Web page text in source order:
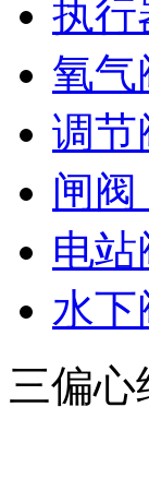
执行
氧气
调节
闸阀
电站
水下
三偏